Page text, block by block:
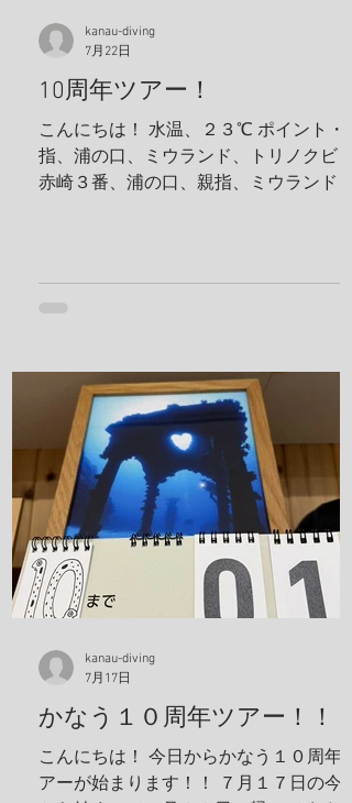
10周年ツアー！
こんにちは！ 水温、２３℃ ポイント・親
指、浦の口、ミウランド、トリノクビ、
赤崎３番、浦の口、親指、ミウランド 見
ナダイ、トラウツボ、キンチャクガニ、
リ、タテシマシマギンポ、ハナヒゲウツ
ボ、イソギンチャクモエビ、サクラコシ
オリエビ、モズクショイ、クダゴンベ、
クチナシイロウミウシ、オルトマンワラ
エビ、サンゴモエビ、クマノミ、コダマ
タツ、ヨコシマエビ 報告者：一心 朝一番
にすることと言えばやっぱり日焼け止
め！ しっかり顔に塗っていきます。 ママ
も日焼け止め対策ばっちり！ これちゃん
と前見えてるそうです(笑) 一日目！ 写
ボノハゼペア！ ウスハオウギガニ、甲羅
の腺がカッコいい！ ホヤカクレエビ タテ
ジマヘビギンポ、泡が入ってておしゃ
ステイ！ 島探検もしました！ 阿部さん姉
妹がご飯を振舞ってくれま
kanau-diving
7月22日
かなう１０周年ツアー！！
こんにちは！ 今日からかなう１０周年ツ
アーが始まります！！ ７月１７日の今日
kanau-diving
7月17日